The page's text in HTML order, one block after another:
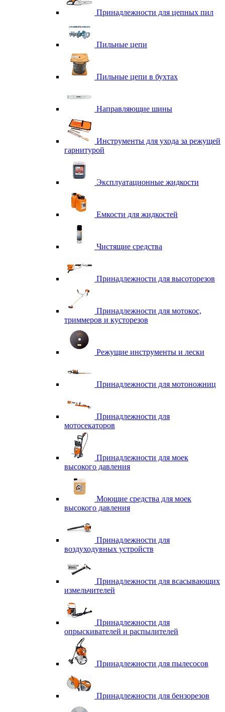
Принадлежности для цепных пил
Пильные цепи
Пильные цепи в бухтах
Направляющие шины
Инструменты для ухода за режущей
гарнитурой
Эксплуатационные жидкости
Емкости для жидкостей
Чистящие средства
Принадлежности для высоторезов
Принадлежности для мотокос,
триммеров и кусторезов
Режущие инструменты и лески
Принадлежности для мотоножниц
Принадлежности для
мотосекаторов
Принадлежности для моек
высокого давления
Моющие средства для моек
высокого давления
Принадлежности для
воздуходувных устройств
Принадлежности для всасывающих
измельчителей
Принадлежности для
опрыскивателей и распылителей
Принадлежности для пылесосов
Принадлежности для бензорезов